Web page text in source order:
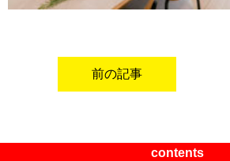
前の記事
contents